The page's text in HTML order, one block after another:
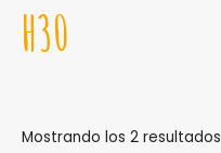
H30
Mostrando los 2 resultados